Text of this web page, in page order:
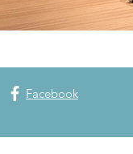
Facebook